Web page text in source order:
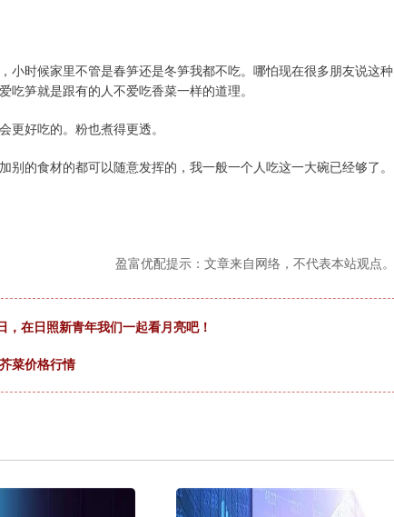
小时候家里不管是春笋还是冬笋我都不吃。哪怕现在很多朋友说这种
笋就是跟有的人不爱吃香菜一样的道理。
好吃的。粉也煮得更透。
的食材的都可以随意发挥的，我一般一个人吃这一大碗已经够了。
盈富优配提示：文章来自网络，不代表本站观点。
在日照新青年我们一起看月亮吧！
菜价格行情